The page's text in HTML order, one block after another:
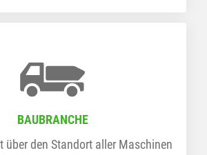
BAUBRANCHE
über den Standort aller Maschinen